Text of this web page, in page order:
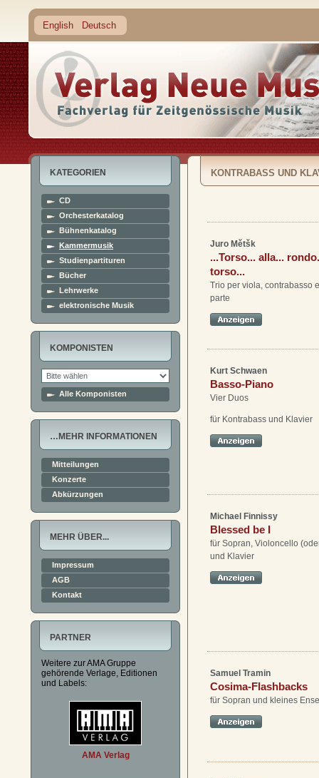
English Deutsch
KATEGORIEN
CD
Orchesterkatalog
Bühnenkatalog
Kammermusik
Studienpartituren
Bücher
Lehrwerke
elektronische Musik
KOMPONISTEN
Alle Komponisten
…MEHR INFORMATIONEN
Mitteilungen
Konzerte
Abkürzungen
MEHR ÜBER...
Impressum
AGB
Kontakt
PARTNER
Weitere zur AMA Gruppe
gehörende Verlage, Editionen
und Labels:
AMA Verlag
KONTRABASS UND
Juro Mětšk
...Torso... alla...
torso...
Trio per viola, contrabasso
parte
Kurt Schwaen
Basso-Piano
Vier Duos
für Kontrabass und Klavier
Michael Finnissy
Blessed be I
für Sopran, Violoncello
und Klavier
Samuel Tramin
Cosima-Flashbacks
für Sopran und kleines